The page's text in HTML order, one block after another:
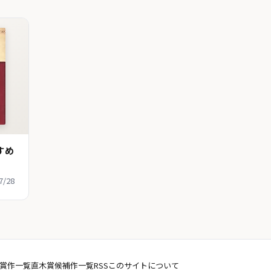
め
28
作一覧直木賞候補作一覧RSSこのサイトについて